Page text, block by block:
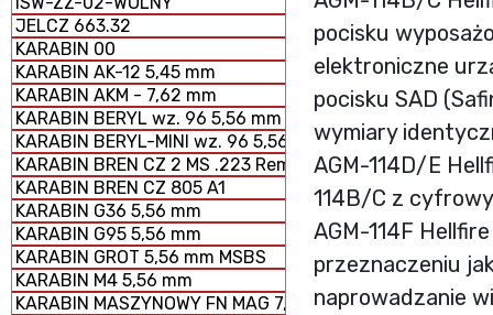
JELCZ 663.32
KARABIN 00
KARABIN AK-12 5,45 mm
KARABIN AKM - 7,62 mm
KARABIN BERYL wz. 96 5,56 mm SZTURMOWY
KARABIN BERYL-MINI wz. 96 5,56 mm SZTURMOWY
KARABIN BREN CZ 2 MS .223 Rem.
KARABIN BREN CZ 805 A1
KARABIN G36 5,56 mm
KARABIN G95 5,56 mm
KARABIN GROT 5,56 mm MSBS
KARABIN M4 5,56 mm
KARABIN MASZYNOWY FN MAG 7,62 × 51 mm
pocisku
elektroniczne
pocisku SAD
wymiary
AGM-114D/E
114B/C z
AGM-114F
przeznaczeniu
naprowadzanie